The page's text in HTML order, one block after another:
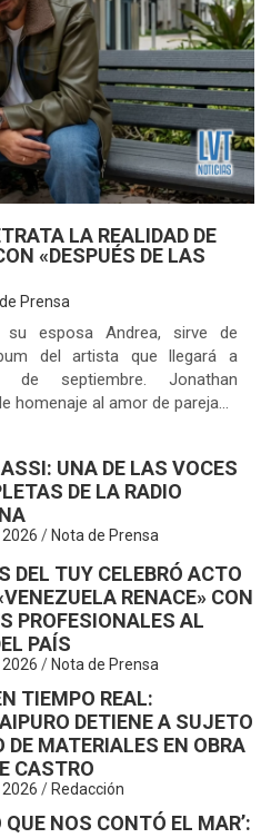
LA REALIDAD DE
«DESPUÉS DE LAS
Prensa
esposa Andrea, sirve de
del artista que llegará a
septiembre. Jonathan
homenaje al amor de pareja…
UNA DE LAS VOCES
DE LA RADIO
Nota de Prensa
DEL TUY CELEBRÓ ACTO
RENACE» CON
PROFESIONALES AL
PAÍS
Nota de Prensa
TIEMPO REAL:
DETIENE A SUJETO
DE MATERIALES EN OBRA
CASTRO
Redacción
QUE NOS CONTÓ EL MAR’: